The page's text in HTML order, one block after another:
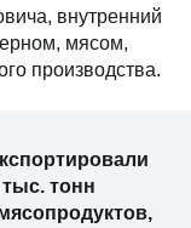
внутренний
мясом,
производства.
тонн